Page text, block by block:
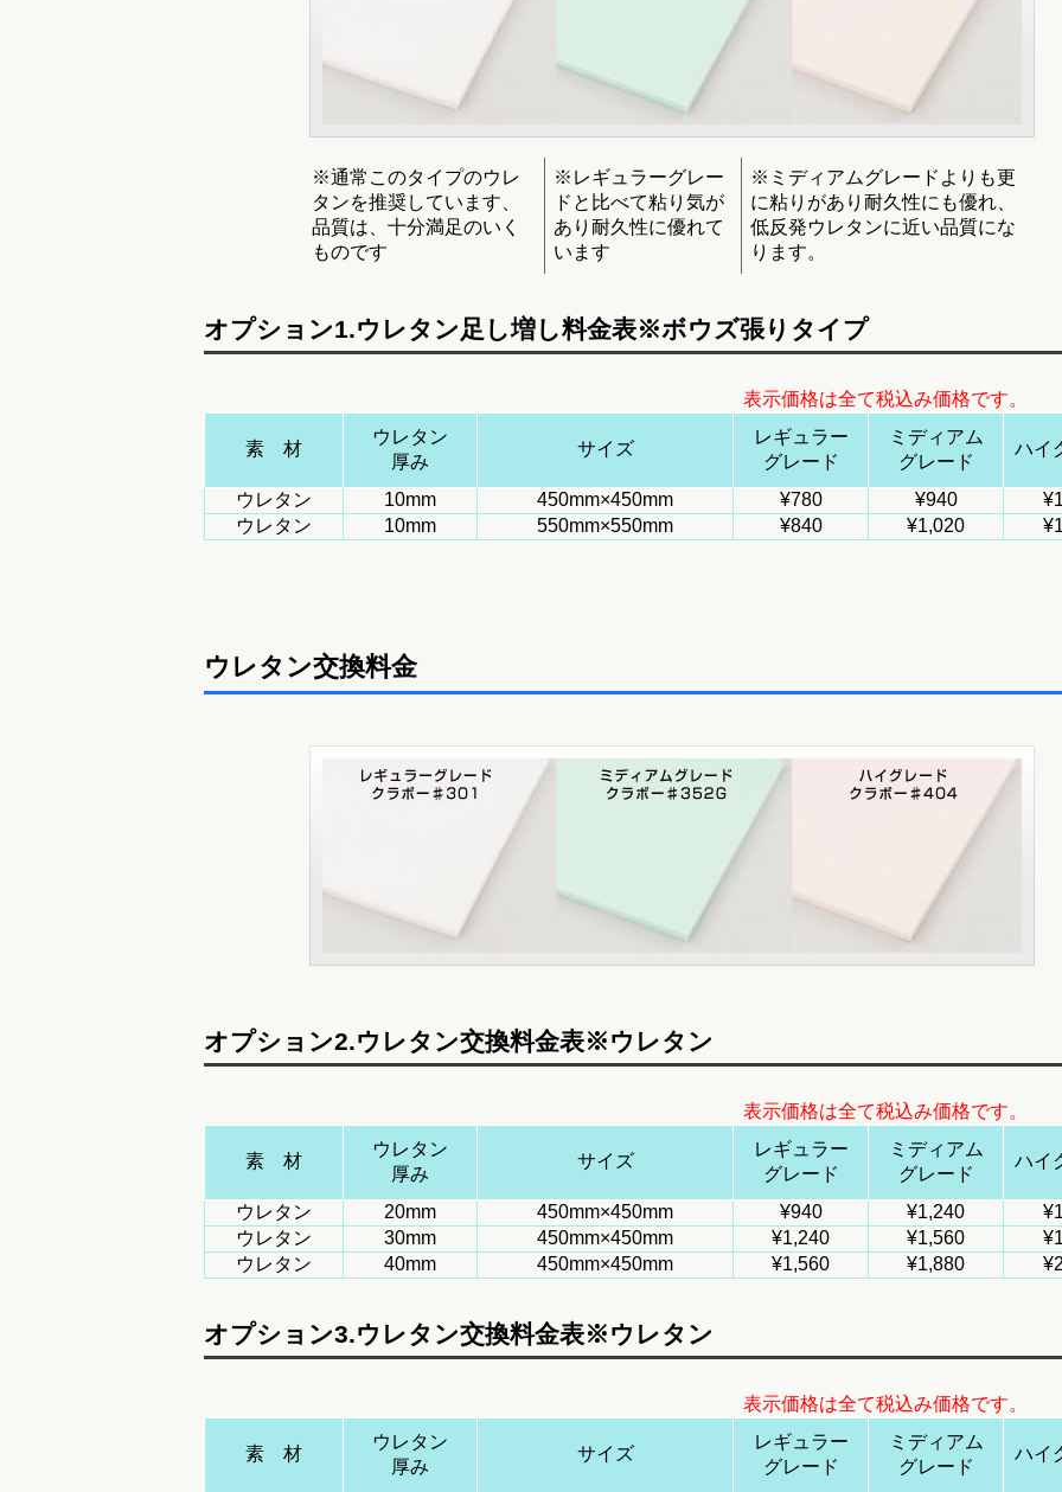
※通常このタイプのウレ
タンを推奨しています、
品質は、十分満足のいく
ものです
※レギュラーグレー
ドと比べて粘り気が
あり耐久性に優れて
います
※ミディアムグレードよりも更
に粘りがあり耐久性にも優れ、
低反発ウレタンに近い品質にな
ります。
オプション1.ウレタン足し増し料金表※ボウズ張りタイプ
表示価格は全て税込み価格です。
素 材
ウレタン
厚み
サイズ
レギュラー
グレード
ミディアム
グレード
ハイ
ウレタン 10mm 450mm×450mm ¥780 ¥940
ウレタン
10mm 550mm×550mm ¥840 ¥1,020
ウレタン交換料金
オプション2.ウレタン交換料金表※ウレタン
表示価格は全て税込み価格です。
素 材
ウレタン
厚み
サイズ
レギュラー
グレード
ミディアム
グレード
ハイ
ウレタン 20mm 450mm×450mm ¥940 ¥1,240
ウレタン
30mm 450mm×450mm ¥1,240 ¥1,560
ウレタン
40mm 450mm×450mm ¥1,560 ¥1,880
オプション3.ウレタン交換料金表※ウレタン
表示価格は全て税込み価格です。
素 材
ウレタン
厚み
サイズ
レギュラー
グレード
ミディアム
グレード
ハイ